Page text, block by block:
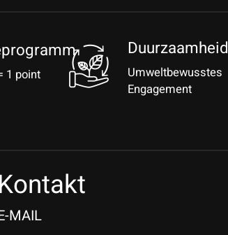
1 point
Duurzaamheid
Umweltbewusstes
Engagement
Kontakt
MAIL